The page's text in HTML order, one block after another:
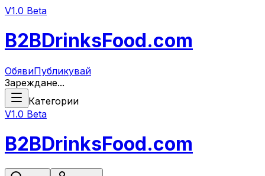
V1.0 Beta
B2BDrinksFood.com
ОбявиПубликувай
Зареждане...
Категории
V1.0 Beta
B2BDrinksFood.com